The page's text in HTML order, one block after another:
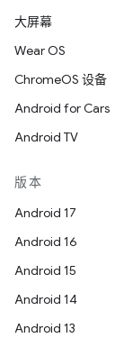
大屏幕
Wear OS
ChromeOS 设备
Android for Cars
Android TV
版本
Android 17
Android 16
Android 15
Android 14
Android 13